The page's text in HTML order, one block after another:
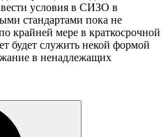
условия в СИЗО в
стандартами пока не
крайней мере в краткосрочной
будет служить некой формой
в ненадлежащих